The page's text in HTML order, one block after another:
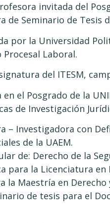
invitada del
Seminario de Tesis
por la Universidad
Laboral.
del ITESM,
en el Posgrado de la
de Investigación
– Investigadora con
de la UAEM.
de: Derecho de la
para la Licenciatura en
la Maestría en Derecho
de tesis para el